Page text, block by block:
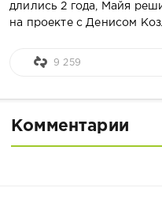
длились 2 года, Майя
на проекте с Денисом
9 259
Комментарии